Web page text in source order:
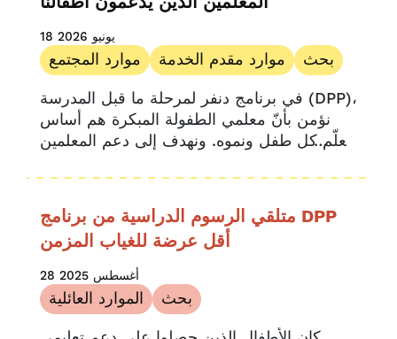
18 يونيو 2026
موارد المجتمع موارد مقدم الخدمة
بحث
في برنامج دنفر لمرحلة ما قبل المدرسة (DPP)،
نؤمن بأنّ معلمي الطفولة المبكرة هم أساس
تعلّم كل طفل ونموه. ونهدف إلى دعم المعلمين
متلقي الرسوم الدراسية من برنامج DPP
أقل عرضة للغياب المزمن
28 أغسطس 2025
الموارد العائلية
بحث